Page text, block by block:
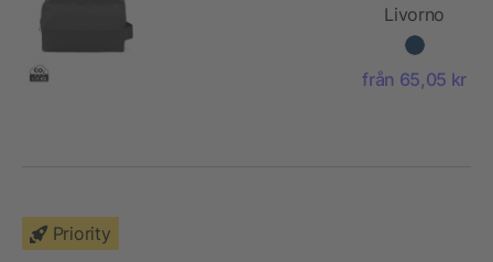
Livorno
GRS
återvunnen
polyester
från 65,05 kr
Priority